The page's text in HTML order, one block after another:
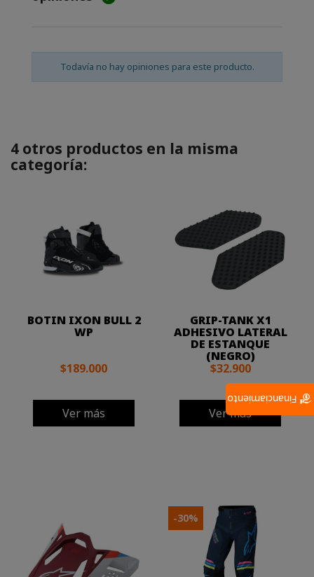
Todavía no hay opiniones para este producto.
4 otros productos en la misma
categoría:
BOTIN IXON BULL 2
WP
$189.000
Ver más
GRIP-TANK X1
ADHESIVO LATERAL
DE ESTANQUE
(NEGRO)
$32.900
Ver más
-30%
Financiamiento